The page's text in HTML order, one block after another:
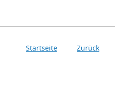
Startseite Zurück